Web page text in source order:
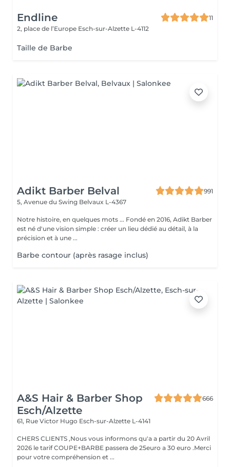
Endline
11
2, place de l’Europe Esch-sur-Alzette L-4112
Taille de Barbe
Adikt Barber Belval
991
5, Avenue du Swing Belvaux L-4367
Notre histoire, en quelques mots ... Fondé en 2016, Adikt Barber
est né d'une vision simple : créer un lieu dédié au détail, à la
précision et à une ...
Barbe contour (après rasage inclus)
A&S Hair & Barber Shop
Esch/Alzette
666
61, Rue Victor Hugo Esch-sur-Alzette L-4141
CHERS CLIENTS ,Nous vous informons qu'a a partir du 20 Avril
2026 le tarif COUPE+BARBE passera de 25euro a 30 euro .Merci
pour votre compréhension et ...